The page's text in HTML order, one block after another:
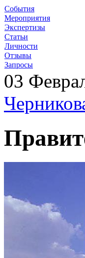
События
Мероприятия
Экспертизы
Статьи
Личности
Отзывы
Запросы
03